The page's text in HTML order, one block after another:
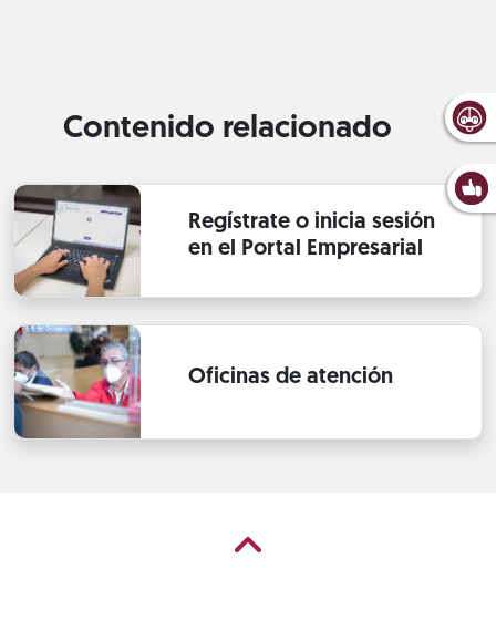
Contenido relacionado
Regístrate o inicia sesión
en el Portal Empresarial
Oficinas de atención